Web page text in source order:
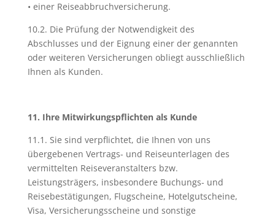
• einer Reiseabbruchversicherung.
10.2. Die Prüfung der Notwendigkeit des
Abschlusses und der Eignung einer der genannten
oder weiteren Versicherungen obliegt ausschließlich
Ihnen als Kunden.
11. Ihre Mitwirkungspflichten als Kunde
11.1. Sie sind verpflichtet, die Ihnen von uns
übergebenen Vertrags- und Reiseunterlagen des
vermittelten Reiseveranstalters bzw.
Leistungsträgers, insbesondere Buchungs- und
Reisebestätigungen, Flugscheine, Hotelgutscheine,
Visa, Versicherungsscheine und sonstige